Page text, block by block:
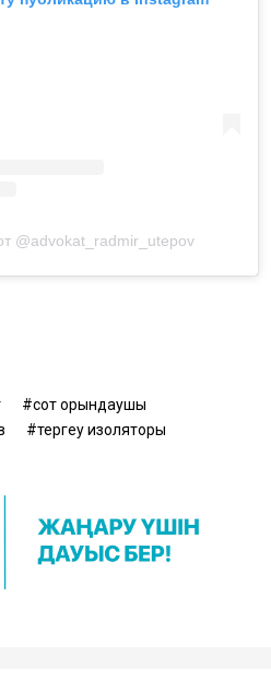
@advokat_radmir_utepov
сот орындаушы
тергеу изоляторы